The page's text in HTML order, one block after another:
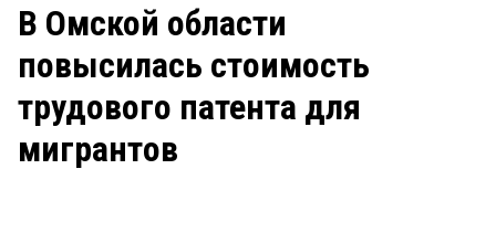
ЗАКОН
Блоги
Архив
В Омской области
повысилась стоимость
трудового патента для
мигрантов